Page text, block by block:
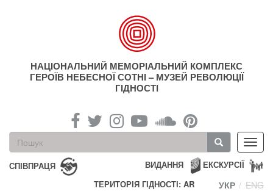
НАЦІОНАЛЬНИЙ МЕМОРІАЛЬНИЙ КОМПЛЕКС
ГЕРОЇВ НЕБЕСНОЇ СОТНІ – МУЗЕЙ РЕВОЛЮЦІЇ
ГІДНОСТІ
Пошукова
форма
Пошук
СПІВПРАЦЯ ЕКСКУРСІЇ
ВИДАННЯ
ТЕРИТОРІЯ ГІДНОСТІ: AR
УКР ENG